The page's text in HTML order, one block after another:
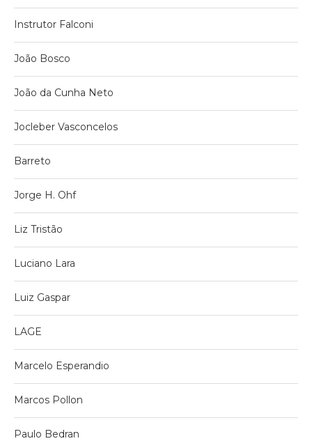
Instrutor Falconi
João Bosco
João da Cunha Neto
Jocleber Vasconcelos
Barreto
Jorge H. Ohf
Liz Tristão
Luciano Lara
Luiz Gaspar
LAGE
Marcelo Esperandio
Marcos Pollon
Paulo Bedran